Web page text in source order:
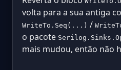
volta para a sua antiga
WriteTo.Seq(...) /
o pacote
mais mudou, então não